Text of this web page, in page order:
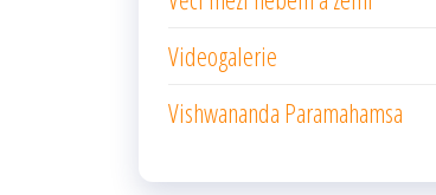
Videogalerie
Vishwananda Paramahamsa